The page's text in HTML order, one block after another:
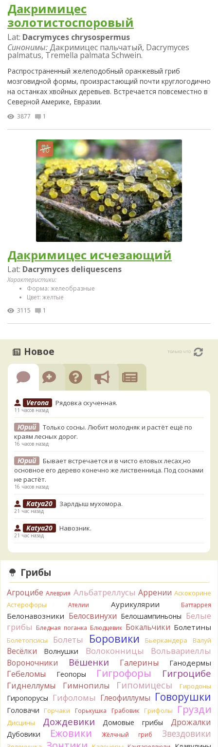
Дакримицес
золотистоспоровый
Lat: Dacrymyces chrysospermus
Синонимы:Дакримицес пальчатый, Dacrymyces
palmatus, Tremella palmata Schwein.
Распространенный желеподобный оранжевый гриб
мозговидной формы, произрастающий почти круглогодично
на останках хвойных деревьев. Встречается повсеместно в
Северной Америке, Евразии.
3877 1
Дакримицес исчезающий
Lat: Dacrymyces deliquescens
Характеристики:
Форма: желеобразные
Цвет: желтые
3115
1
Новое только что
Verona Рядовка скученная.
11 часов назад
Юрий
Только сосны. Любит молодняк и растёт ещё по
краям лесных дорог.
16 часов назад
Юрий
Бывает встречается и в чисто еловых лесах,но
основное его дерево конечно же лиственница. Под соснами
не растёт.
16 часов назад
Katya20 Зарлдыш мухомора.
21 час назад
Katya20 Навозник.
21 час назад
Verona Скорее всего он.
1 день назад
Verona
1 день назад
Verona
Рядовка мыльная, судя по пластинкам.
Правильно сделали, что не взяли.
1 день назад
BorisM Подгруздок чёрный, или близкие виды
2 дня назад
BorisM Сдаётся мне, на земле и в руке - разные грибы.
2 дня назад
Кирилл
Вони не было, но вода и гриб при варке
начали желтеть. Выкинул. Большое спасибо.
2 дня назад
Кирилл Спасибо.
2 дня назад
Грибы
Агроцибе Алеврия Альбатреллусы Аррении Аскокорине
Астерофоры
Ателии Аурикулярии Баттаррея
Белонавозники Белосвинухи Белошампиньоны Белые
грибы Бледная поганка Блюдцевик Бокальчики Болетины
Болетопсисы Болеты Боровики Бьеркандера Валуй
Весёлки Волнушки Волоконницы Вольвариеллы
Вороночники Вёшенки Галерины Ганодермы
Гебеломы Геопоры Гигрофоры Гигроцибе
Гиднеллумы Гимнопилы Гипомицесы Гиродоны
Гиропорусы Гифоломы Глеофиллумы Говорушки
Головачи Горчаки Горькушка Грабовик Грифолы Грузди
Дисцины Дождевики Домовые грибы Дрожалки
Дубовики Ежовики Жёлчный гриб Звездовики